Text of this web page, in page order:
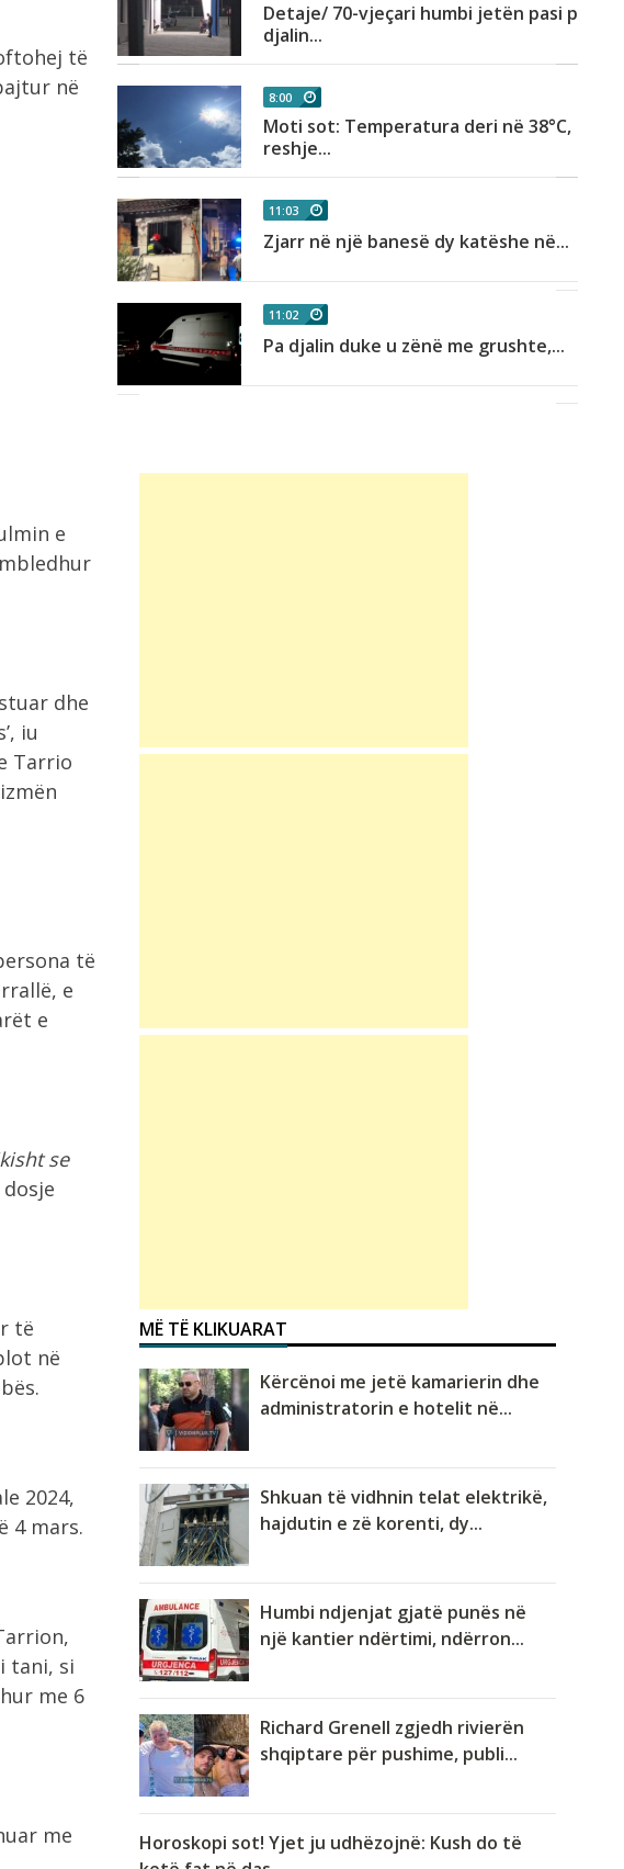
të
në
e
dhe
iu
Tarrio
të
e
e
se
të
në
2024,
4 mars.
tani, si
me 6
me
për fëmijët...
Detaje/ 70-vjeçari humbi jetën pasi pa
djalin...
8:00
Moti sot: Temperatura deri në 38°C,
reshje...
11:03
Zjarr në një banesë dy katëshe në...
11:02
Pa djalin duke u zënë me grushte,...
MË TË KLIKUARAT
Kërcënoi me jetë kamarierin dhe
administratorin e hotelit në...
Shkuan të vidhnin telat elektrikë,
hajdutin e zë korenti, dy...
Humbi ndjenjat gjatë punës në
një kantier ndërtimi, ndërron...
Richard Grenell zgjedh rivierën
shqiptare për pushime, publi...
Horoskopi sot! Yjet ju udhëzojnë: Kush do të